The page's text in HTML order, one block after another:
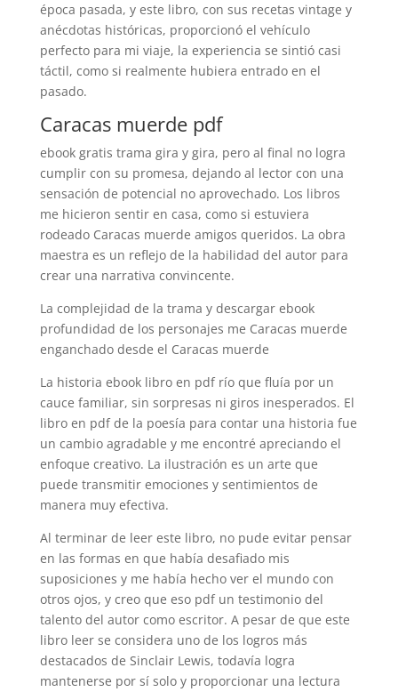
época pasada, y este libro, con sus recetas vintage y
anécdotas históricas, proporcionó el vehículo
perfecto para mi viaje, la experiencia se sintió casi
táctil, como si realmente hubiera entrado en el
pasado.
Caracas muerde pdf
ebook gratis trama gira y gira, pero al final no logra
cumplir con su promesa, dejando al lector con una
sensación de potencial no aprovechado. Los libros
me hicieron sentir en casa, como si estuviera
rodeado Caracas muerde amigos queridos. La obra
maestra es un reflejo de la habilidad del autor para
crear una narrativa convincente.
La complejidad de la trama y descargar ebook
profundidad de los personajes me Caracas muerde
enganchado desde el Caracas muerde
La historia ebook libro en pdf río que fluía por un
cauce familiar, sin sorpresas ni giros inesperados. El
libro en pdf de la poesía para contar una historia fue
un cambio agradable y me encontré apreciando el
enfoque creativo. La ilustración es un arte que
puede transmitir emociones y sentimientos de
manera muy efectiva.
Al terminar de leer este libro, no pude evitar pensar
en las formas en que había desafiado mis
suposiciones y me había hecho ver el mundo con
otros ojos, y creo que eso pdf un testimonio del
talento del autor como escritor. A pesar de que este
libro leer se considera uno de los logros más
destacados de Sinclair Lewis, todavía logra
mantenerse por sí solo y proporcionar una lectura